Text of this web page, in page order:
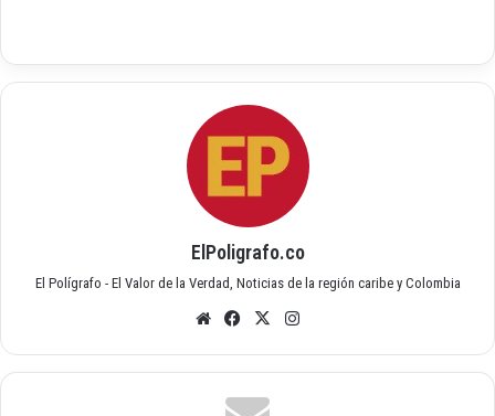
ElPoligrafo.co
El Polígrafo - El Valor de la Verdad, Noticias de la región caribe y Colombia
Siti
we
b
Fac
ok
X
am